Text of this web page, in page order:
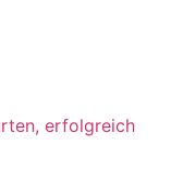
erfolgreich